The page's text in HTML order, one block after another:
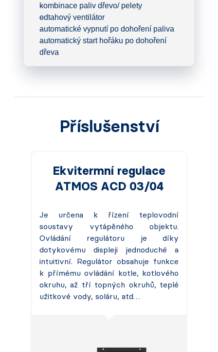
kombinace paliv dřevo/ pelety
odtahový ventilátor
automatické vypnutí po dohoření paliva
automatický start hořáku po dohoření
dřeva
Příslušenství
Ekvitermní regulace
ATMOS ACD 03/04
Je určena k řízení teplovodní
soustavy vytápěného objektu.
Ovládání regulátoru je díky
dotykovému displeji jednoduché a
intuitivní. Regulátor obsahuje funkce
k přímému ovládání kotle, kotlového
okruhu, až tří topných okruhů, teplé
užitkové vody, soláru, atd…